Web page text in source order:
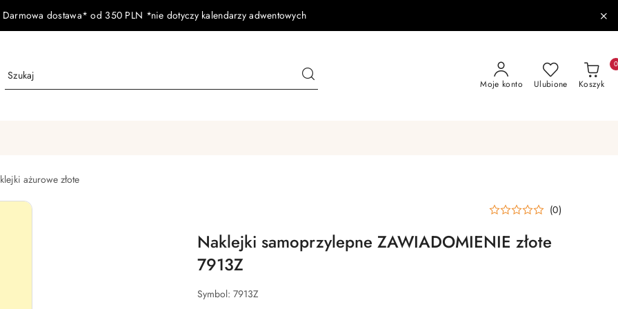
Darmowa dostawa* od 350 PLN *nie dotyczy kalendarzy adwentowych
Moje konto Ulubione Koszyk
0
ażurowe złote
(0)
Naklejki samoprzylepne ZAWIADOMIENIE złote
7913Z
Symbol: 7913Z